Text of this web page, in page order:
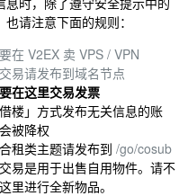
也请注意下面的规则：
在 V2EX 卖 VPS / VPN
易请发布到域名节点
在这里交易发票
楼」方式发布无关信息的账
被降权
租类主题请发布到 /go/cosub
易是用于出售自用物件。请不
里进行全新物品。